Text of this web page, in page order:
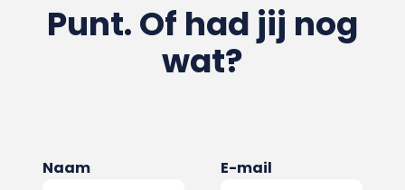
Punt. Of had jij nog
wat?
Naam E-mail